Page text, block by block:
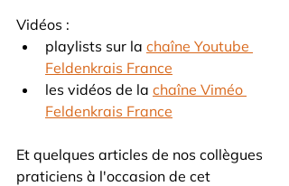
Vidéos :
playlists sur la chaîne Youtube
Feldenkrais France
les vidéos de la chaîne Viméo
Feldenkrais France
Et quelques articles de nos collègues
praticiens à l'occasion de cet